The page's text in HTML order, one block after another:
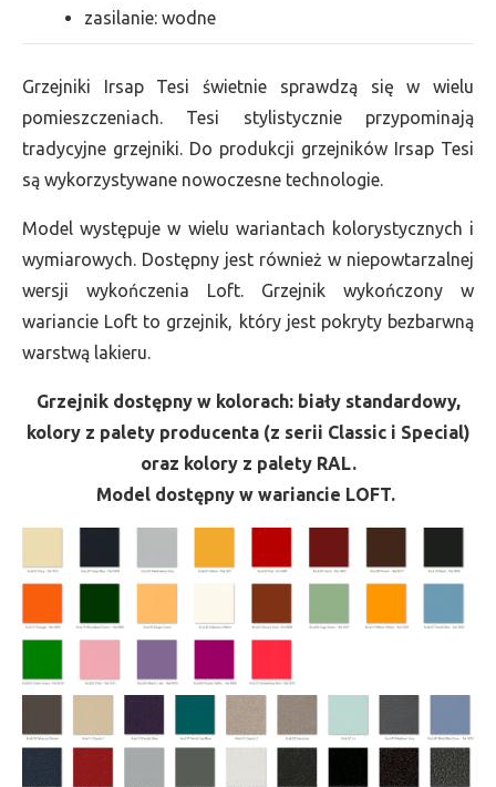
zasilanie: wodne
Grzejniki Irsap Tesi świetnie sprawdzą się w wielu
pomieszczeniach. Tesi stylistycznie przypominają
tradycyjne grzejniki. Do produkcji grzejników Irsap Tesi
są wykorzystywane nowoczesne technologie.
Model występuje w wielu wariantach kolorystycznych i
wymiarowych. Dostępny jest również w niepowtarzalnej
wersji wykończenia Loft. Grzejnik wykończony w
wariancie Loft to grzejnik, który jest pokryty bezbarwną
warstwą lakieru.
Grzejnik dostępny w kolorach: biały standardowy,
kolory z palety producenta (z serii Classic i Special)
oraz kolory z palety RAL.
Model dostępny w wariancie LOFT.